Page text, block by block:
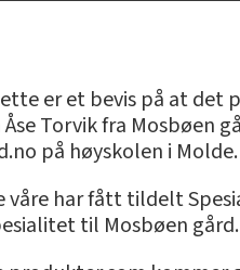
er et bevis på at det
Torvik fra Mosbøen
på høyskolen i Molde.
våre har fått tildelt
til Mosbøen gård.